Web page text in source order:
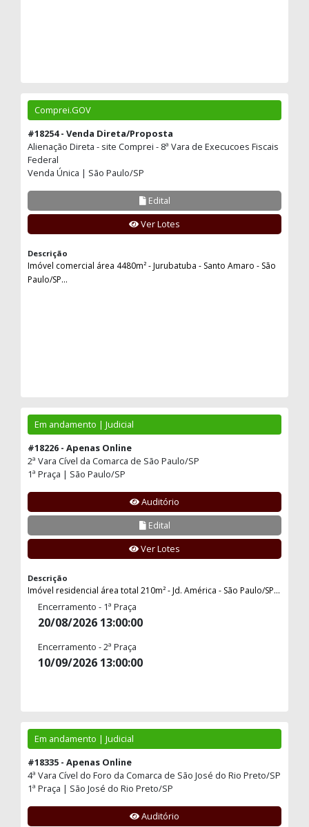
Comprei.GOV
#18254 - Venda Direta/Proposta
Alienação Direta - site Comprei - 8ª Vara de Execucoes Fiscais
Federal
Venda Única | São Paulo/SP
Edital
Ver Lotes
Descrição
Imóvel comercial área 4480m² - Jurubatuba - Santo Amaro - São
Paulo/SP...
Em andamento | Judicial
#18226 - Apenas Online
2ª Vara Cível da Comarca de São Paulo/SP
1ª Praça | São Paulo/SP
Auditório
Edital
Ver Lotes
Descrição
Imóvel residencial área total 210m² - Jd. América - São Paulo/SP...
Encerramento - 1ª Praça
20/08/2026 13:00:00
Encerramento - 2ª Praça
10/09/2026 13:00:00
Em andamento | Judicial
#18335 - Apenas Online
4ª Vara Cível do Foro da Comarca de São José do Rio Preto/SP
1ª Praça | São José do Rio Preto/SP
Auditório